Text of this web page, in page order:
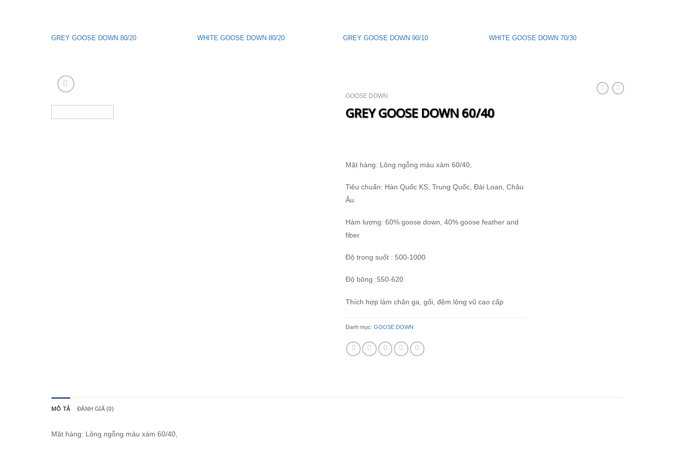
GREY GOOSE DOWN 80/20 WHITE GOOSE DOWN 80/20 GREY GOOSE DOWN 90/10 WHITE GOOSE DOWN 70/30
GOOSE DOWN
GREY GOOSE DOWN 60/40
Mặt hàng: Lông ngỗng màu xám 60/40,
Tiêu chuẩn: Hàn Quốc KS, Trung Quốc, Đài Loan, Châu
Âu
Hàm lượng: 60% goose down, 40% goose feather and
fiber
Độ trong suốt : 500-1000
Độ bông :550-620
Thích hợp làm chăn ga, gối, đệm lông vũ cao cấp
Danh mục: GOOSE DOWN
MÔ TẢ ĐÁNH GIÁ (0)
Mặt hàng: Lông ngỗng màu xám 60/40,